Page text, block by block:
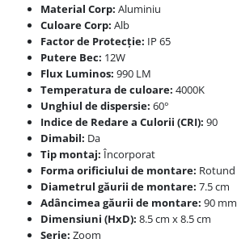
Material Corp: Aluminiu
Culoare Corp: Alb
Factor de Protecție: IP 65
Putere Bec: 12W
Flux Luminos: 990 LM
Temperatura de culoare: 4000K
Unghiul de dispersie: 60°
Indice de Redare a Culorii (CRI): 90
Dimabil: Da
Tip montaj: Încorporat
Forma orificiului de montare: Rotund
Diametrul găurii de montare: 7.5 cm
Adâncimea găurii de montare: 90 mm
Dimensiuni (HxD): 8.5 cm x 8.5 cm
Serie: Zoom